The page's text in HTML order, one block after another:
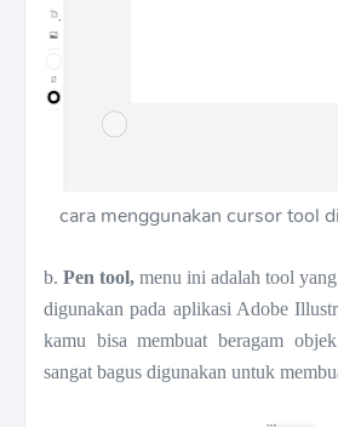
cara menggunakan cursor tool
b. Pen tool, menu ini adalah tool
digunakan pada aplikasi Adobe
kamu bisa membuat beragam
sangat bagus digunakan untuk